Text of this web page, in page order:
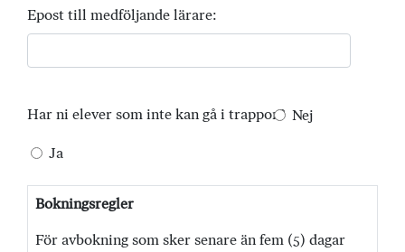
Epost till medföljande lärare:
Har ni elever som inte kan gå i trappor? Nej
Ja
Bokningsregler
För avbokning som sker senare än fem (5) dagar